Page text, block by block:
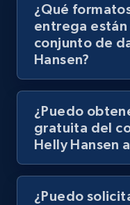
¿Qué
entrega
conjunto de
Hansen?
¿Puedo
gratuita del
Helly Hansen
¿Puedo